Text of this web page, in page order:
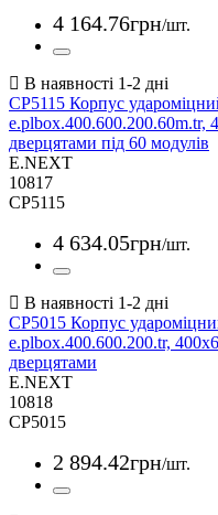
4 164.76грн/шт.
CP5115 Корпус
e.plbox.400.600.200.60m.tr,
дверцятами під 60 модулів
E.NEXT
10817
CP5115
4 634.05грн/шт.
CP5015 Корпус
e.plbox.400.600.200.tr,
дверцятами
E.NEXT
10818
CP5015
2 894.42грн/шт.